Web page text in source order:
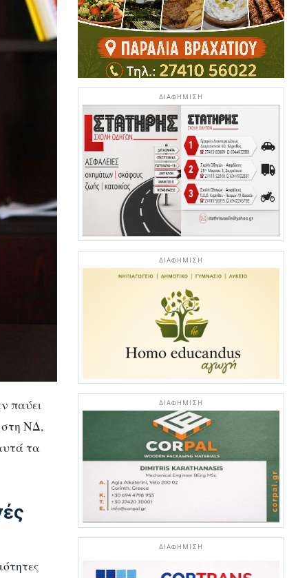
παύει
ΝΔ,
τα
ΔΙΑΦΗΜΙΣΗ
ΔΙΑΦΗΜΙΣΗ
ΔΙΑΦΗΜΙΣΗ
ΔΙΑΦΗΜΙΣΗ